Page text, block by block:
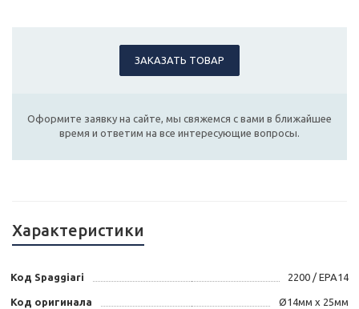
ЗАКАЗАТЬ ТОВАР
Оформите заявку на сайте, мы свяжемся с вами в ближайшее
время и ответим на все интересующие вопросы.
Характеристики
Код Spaggiari 2200 / EPA14
Код оригинала Ø14мм x 25мм